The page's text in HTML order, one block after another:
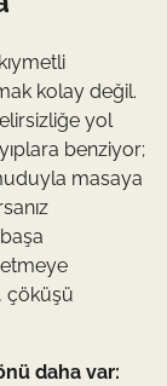
kolay değil.
yol
benziyor;
masaya
etmeye
çöküşü
daha var: